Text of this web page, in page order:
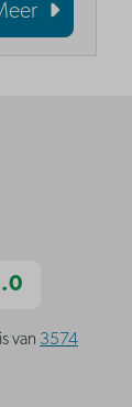
van 3574